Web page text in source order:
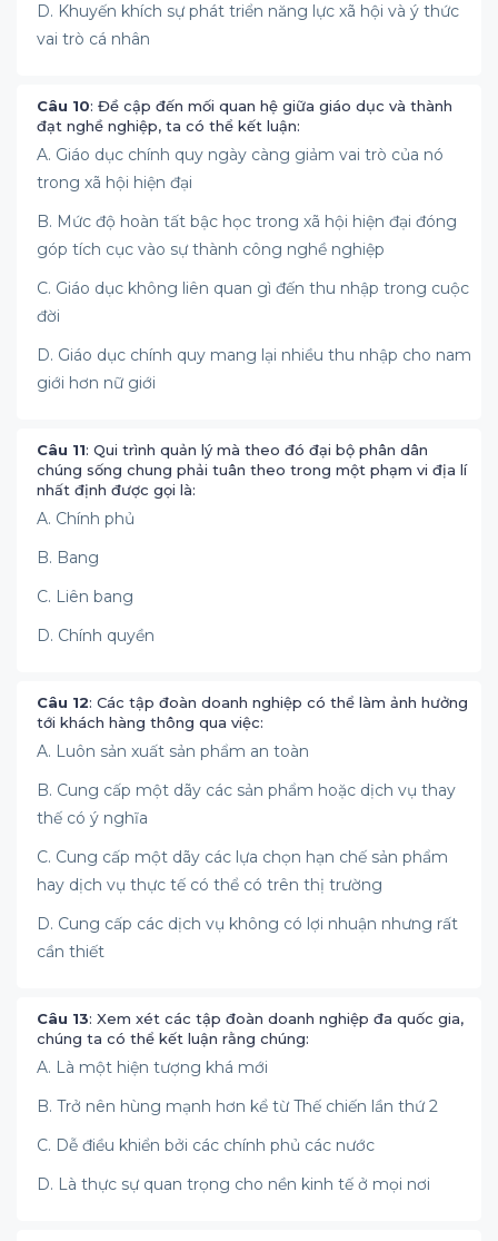
D. Khuyến khích sự phát triển năng lực xã hội và ý thức
vai trò cá nhân
Câu 10: Đề cập đến mối quan hệ giữa giáo dục và thành
đạt nghề nghiệp, ta có thể kết luận:
A. Giáo dục chính quy ngày càng giảm vai trò của nó
trong xã hội hiện đại
B. Mức độ hoàn tất bậc học trong xã hội hiện đại đóng
góp tích cục vào sự thành công nghề nghiệp
C. Giáo dục không liên quan gì đến thu nhập trong cuộc
đời
D. Giáo dục chính quy mang lại nhiều thu nhập cho nam
giới hơn nữ giới
Câu 11: Qui trình quản lý mà theo đó đại bộ phân dân
chúng sống chung phải tuân theo trong một phạm vi địa lí
nhất định được gọi là:
A. Chính phủ
B. Bang
C. Liên bang
D. Chính quyền
Câu 12: Các tập đoàn doanh nghiệp có thể làm ảnh hưởng
tới khách hàng thông qua việc:
A. Luôn sản xuất sản phẩm an toàn
B. Cung cấp một dãy các sản phẩm hoặc dịch vụ thay
thế có ý nghĩa
C. Cung cấp một dãy các lựa chọn hạn chế sản phẩm
hay dịch vụ thực tế có thể có trên thị trường
D. Cung cấp các dịch vụ không có lợi nhuận nhưng rất
cần thiết
Câu 13: Xem xét các tập đoàn doanh nghiệp đa quốc gia,
chúng ta có thể kết luận rằng chúng:
A. Là một hiện tượng khá mới
B. Trở nên hùng mạnh hơn kể từ Thế chiến lần thứ 2
C. Dễ điều khiển bởi các chính phủ các nước
D. Là thực sự quan trọng cho nền kinh tế ở mọi nơi